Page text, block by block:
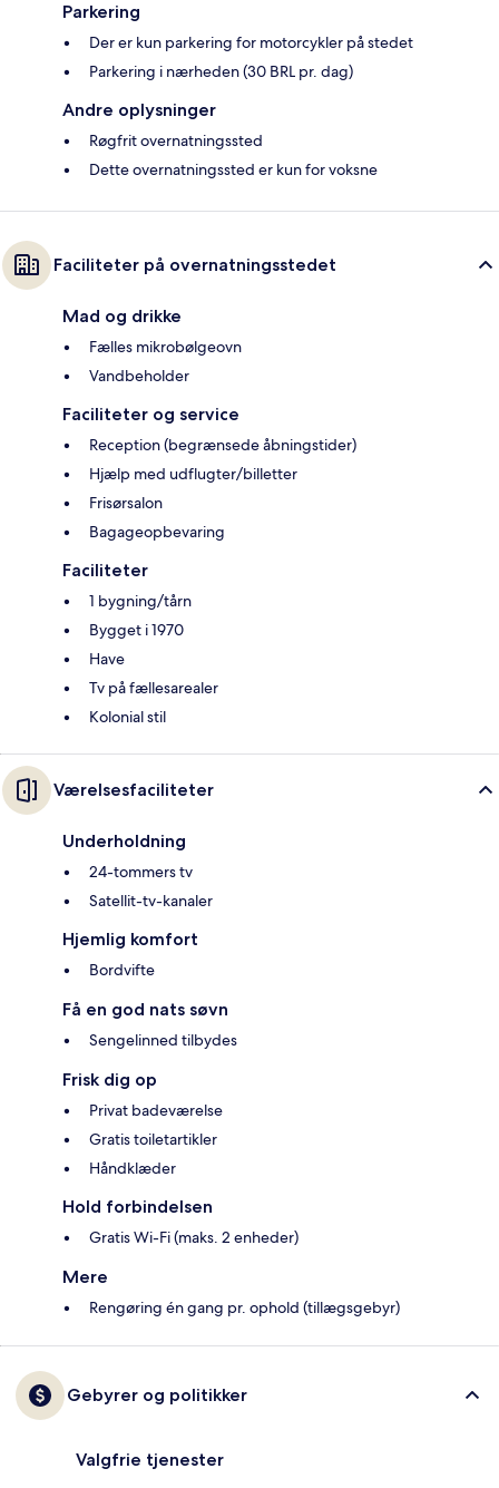
Parkering
Der er kun parkering for motorcykler på stedet
Parkering i nærheden (30 BRL pr. dag)
Andre oplysninger
Røgfrit overnatningssted
Dette overnatningssted er kun for voksne
Faciliteter på overnatningsstedet
Mad og drikke
Fælles mikrobølgeovn
Vandbeholder
Faciliteter og service
Reception (begrænsede åbningstider)
Hjælp med udflugter/billetter
Frisørsalon
Bagageopbevaring
Faciliteter
1 bygning/tårn
Bygget i 1970
Have
Tv på fællesarealer
Kolonial stil
Værelsesfaciliteter
Underholdning
24-tommers tv
Satellit-tv-kanaler
Hjemlig komfort
Bordvifte
Få en god nats søvn
Sengelinned tilbydes
Frisk dig op
Privat badeværelse
Gratis toiletartikler
Håndklæder
Hold forbindelsen
Gratis Wi-Fi (maks. 2 enheder)
Mere
Rengøring én gang pr. ophold (tillægsgebyr)
Gebyrer og politikker
Valgfrie tjenester